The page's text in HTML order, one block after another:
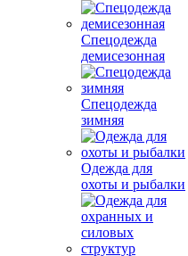
Спецодежда
демисезонная
Спецодежда
зимняя
Одежда для
охоты и рыбалки